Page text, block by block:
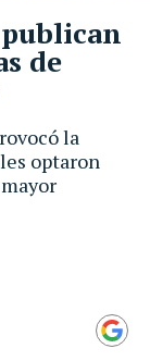
la
optaron
de